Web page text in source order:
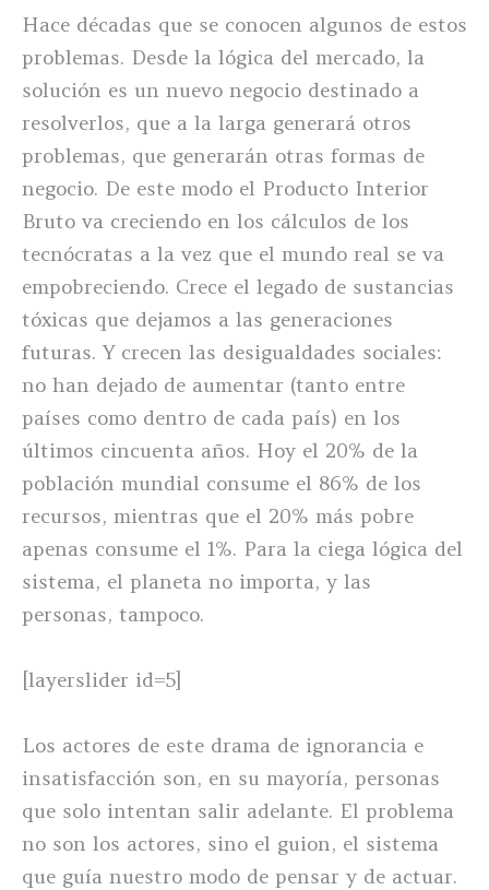
Hace décadas que se conocen algunos de estos
problemas. Desde la lógica del mercado, la
solución es un nuevo negocio destinado a
resolverlos, que a la larga generará otros
problemas, que generarán otras formas de
negocio. De este modo el Producto Interior
Bruto va creciendo en los cálculos de los
tecnócratas a la vez que el mundo real se va
empobreciendo. Crece el legado de sustancias
tóxicas que dejamos a las generaciones
futuras. Y crecen las desigualdades sociales:
no han dejado de aumentar (tanto entre
países como dentro de cada país) en los
últimos cincuenta años. Hoy el 20% de la
población mundial consume el 86% de los
recursos, mientras que el 20% más pobre
apenas consume el 1%. Para la ciega lógica del
sistema, el planeta no importa, y las
personas, tampoco.
[layerslider id=5]
Los actores de este drama de ignorancia e
insatisfacción son, en su mayoría, personas
que solo intentan salir adelante. El problema
no son los actores, sino el guion, el sistema
que guía nuestro modo de pensar y de actuar.